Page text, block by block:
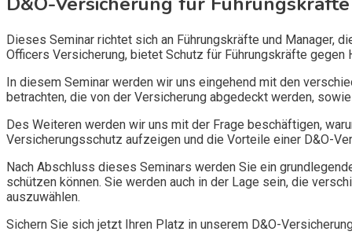
Dieses Seminar richtet sich an Führungskräfte und Manager,
Officers Versicherung, bietet Schutz für Führungskräfte
In diesem Seminar werden wir uns eingehend mit den
betrachten, die von der Versicherung abgedeckt werden,
Des Weiteren werden wir uns mit der Frage beschäftigen,
Versicherungsschutz aufzeigen und die Vorteile einer D&O-
Nach Abschluss dieses Seminars werden Sie ein
schützen können. Sie werden auch in der Lage sein, die
auszuwählen.
Sichern Sie sich jetzt Ihren Platz in unserem D&O-